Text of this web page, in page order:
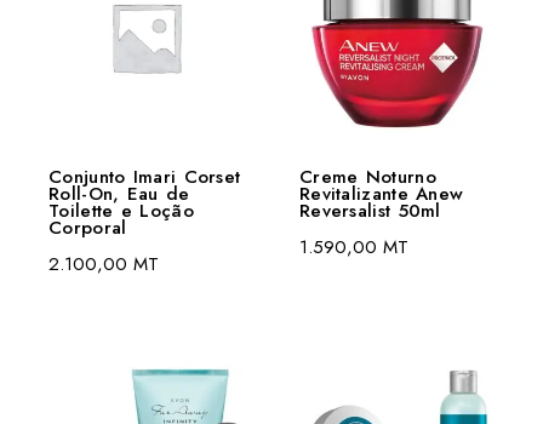
Conjunto Imari Corset
Roll-On, Eau de
Toilette e Loção
Corporal
2.100,00 MT
Creme Noturno
Revitalizante Anew
Reversalist 50ml
1.590,00 MT